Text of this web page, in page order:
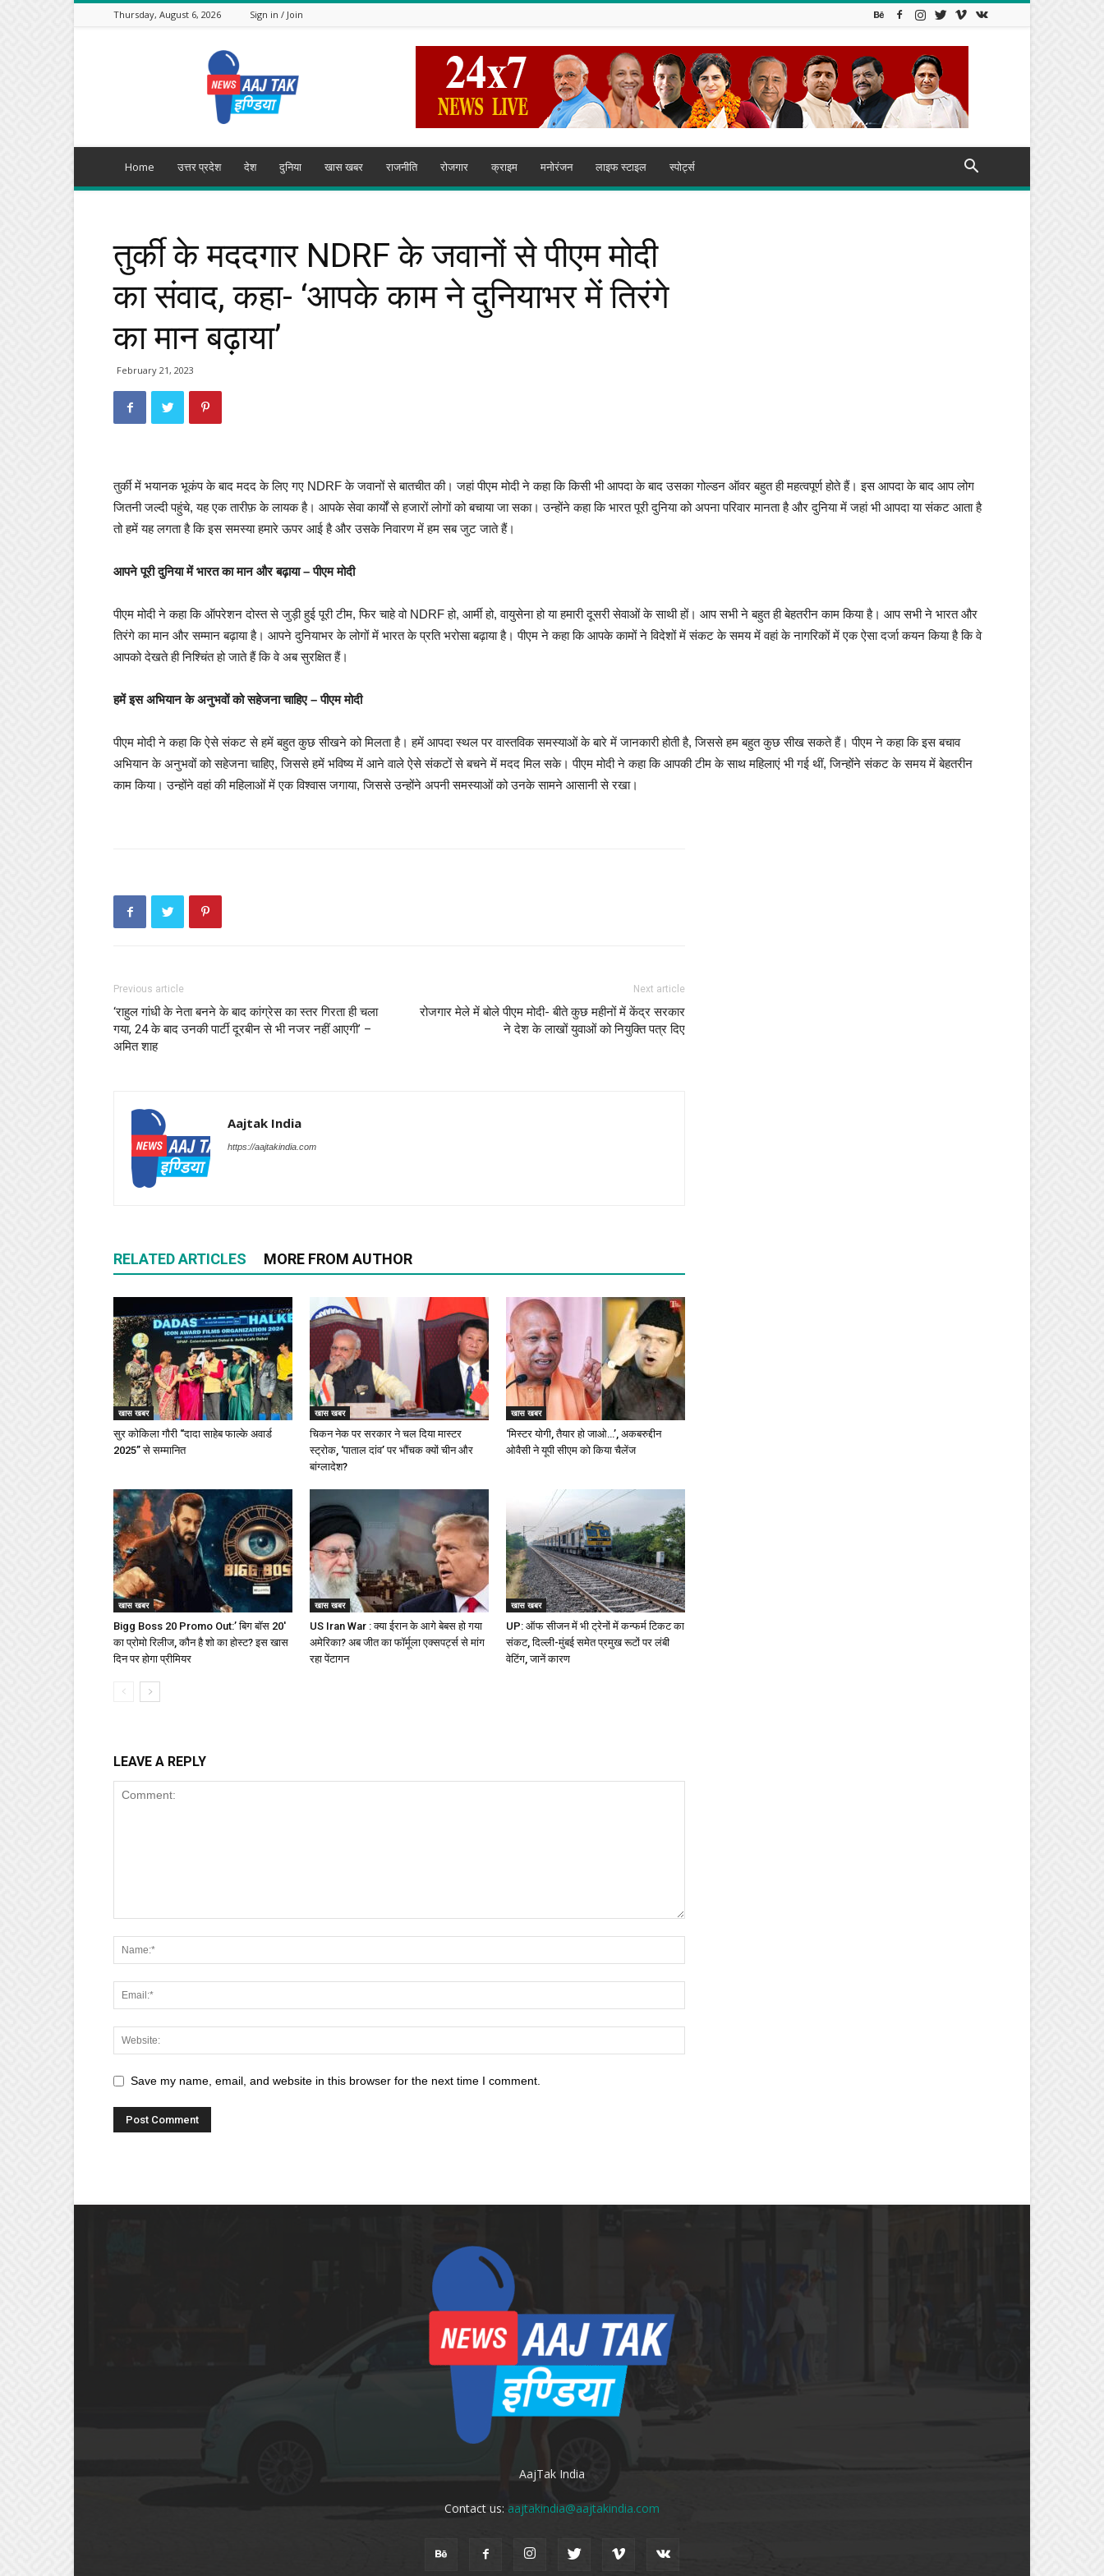
Thursday, August 6, 2026 Sign in / Join
India
Home उत्तर प्रदेश देश दुनिया खास खबर राजनीति रोजगार क्राइम मनोरंजन लाइफ स्टाइल स्पोर्ट्स
तुर्की के मददगार NDRF के जवानों से पीएम मोदी
का संवाद, कहा- ‘आपके काम ने दुनियाभर में तिरंगे
का मान बढ़ाया’
February 21, 2023
तुर्की में भयानक भूकंप के बाद मदद के लिए गए NDRF के जवानों से बातचीत की। जहां पीएम मोदी ने कहा कि किसी भी आपदा के बाद उसका गोल्डन ऑवर बहुत ही महत्वपूर्ण होते हैं। इस आपदा के बाद आप लोग
जितनी जल्दी पहुंचे, यह एक तारीफ़ के लायक है। आपके सेवा कार्यों से हजारों लोगों को बचाया जा सका। उन्होंने कहा कि भारत पूरी दुनिया को अपना परिवार मानता है और दुनिया में जहां भी आपदा या संकट आता है
तो हमें यह लगता है कि इस समस्या हमारे ऊपर आई है और उसके निवारण में हम सब जुट जाते हैं।
आपने पूरी दुनिया में भारत का मान और बढ़ाया – पीएम मोदी
पीएम मोदी ने कहा कि ऑपरेशन दोस्त से जुड़ी हुई पूरी टीम, फिर चाहे वो NDRF हो, आर्मी हो, वायुसेना हो या हमारी दूसरी सेवाओं के साथी हों। आप सभी ने बहुत ही बेहतरीन काम किया है। आप सभी ने भारत और
तिरंगे का मान और सम्मान बढ़ाया है। आपने दुनियाभर के लोगों में भारत के प्रति भरोसा बढ़ाया है। पीएम ने कहा कि आपके कामों ने विदेशों में संकट के समय में वहां के नागरिकों में एक ऐसा दर्जा कयन किया है कि वे
आपको देखते ही निश्चिंत हो जाते हैं कि वे अब सुरक्षित हैं।
हमें इस अभियान के अनुभवों को सहेजना चाहिए – पीएम मोदी
पीएम मोदी ने कहा कि ऐसे संकट से हमें बहुत कुछ सीखने को मिलता है। हमें आपदा स्थल पर वास्तविक समस्याओं के बारे में जानकारी होती है, जिससे हम बहुत कुछ सीख सकते हैं। पीएम ने कहा कि इस बचाव
अभियान के अनुभवों को सहेजना चाहिए, जिससे हमें भविष्य में आने वाले ऐसे संकटों से बचने में मदद मिल सके। पीएम मोदी ने कहा कि आपकी टीम के साथ महिलाएं भी गई थीं, जिन्होंने संकट के समय में बेहतरीन
काम किया। उन्होंने वहां की महिलाओं में एक विश्वास जगाया, जिससे उन्होंने अपनी समस्याओं को उनके सामने आसानी से रखा।
Previous article
‘राहुल गांधी के नेता बनने के बाद कांग्रेस का स्तर गिरता ही चला
गया, 24 के बाद उनकी पार्टी दूरबीन से भी नजर नहीं आएगी’ –
अमित शाह
Next article
रोजगार मेले में बोले पीएम मोदी- बीते कुछ महीनों में केंद्र सरकार
ने देश के लाखों युवाओं को नियुक्ति पत्र दिए
Aajtak India
https://aajtakindia.com
RELATED ARTICLES MORE FROM AUTHOR
खास खबर
सुर कोकिला गौरी “दादा साहेब फाल्के अवार्ड
2025” से सम्मानित
खास खबर
चिकन नेक पर सरकार ने चल दिया मास्टर
स्ट्रोक, ‘पाताल दांव’ पर भौंचक क्यों चीन और
बांग्लादेश?
खास खबर
‘मिस्टर योगी, तैयार हो जाओ…’, अकबरुद्दीन
ओवैसी ने यूपी सीएम को किया चैलेंज
खास खबर
Bigg Boss 20 Promo Out:’ बिग बॉस 20′
का प्रोमो रिलीज, कौन है शो का होस्ट? इस खास
दिन पर होगा प्रीमियर
खास खबर
US Iran War : क्या ईरान के आगे बेबस हो गया
अमेरिका? अब जीत का फॉर्मूला एक्सपर्ट्स से मांग
रहा पेंटागन
खास खबर
UP: ऑफ सीजन में भी ट्रेनों में कन्फर्म टिकट का
संकट, दिल्ली-मुंबई समेत प्रमुख रूटों पर लंबी
वेटिंग, जानें कारण
LEAVE A REPLY
Save my name, email, and website in this browser for the next time I comment.
AajTak India
Contact us: aajtakindia@aajtakindia.com